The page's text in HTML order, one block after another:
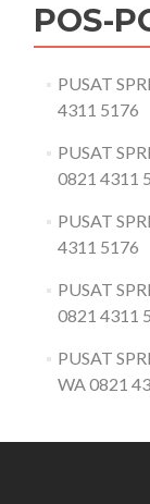
POS-
PUSAT
4311 5176
PUSAT
0821 4311
PUSAT
4311 5176
PUSAT
0821 4311
PUSAT
WA 0821